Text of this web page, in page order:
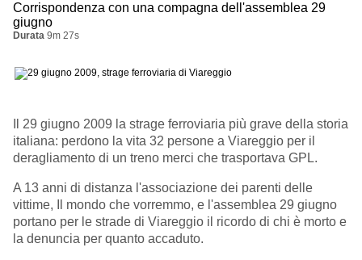
Corrispondenza con una compagna dell'assemblea 29
giugno
Durata 9m 27s
Il 29 giugno 2009 la strage ferroviaria più grave della storia
italiana: perdono la vita 32 persone a Viareggio per il
deragliamento di un treno merci che trasportava GPL.
A 13 anni di distanza l'associazione dei parenti delle
vittime, Il mondo che vorremmo, e l'assemblea 29 giugno
portano per le strade di Viareggio il ricordo di chi è morto e
la denuncia per quanto accaduto.